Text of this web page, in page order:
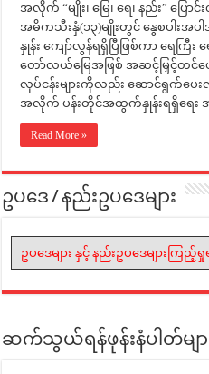
အလိုက် “မျိုး၊ မြေ၊ ရေ၊ နည်း” ပြေ
အဓိကသီးနှံ(၁၃)မျိုးတွင် နွေစပါးအ
နှုန်း ကျော်လွန်ရရှိပြီဖြစ်ကာ ရေကြီ
တော်လယ်မြေအဖြစ် အဆင့်မြှင့်တင်ပေး
လုပ်ငန်းများကိုလည်း ဆောင်ရွက်ပေး
အလိုက် ပန်းတိုင်အထွက်နှုန်းရရှိရေး အ
Read More »
ဥပဒေ / နည်းဥပဒေများ
ဥပဒေများ နှင့် နည်းဥပဒေများကြည့်ရှု
ဆက်သွယ်ရန်ဖုန်းနံပါတ်မျာ